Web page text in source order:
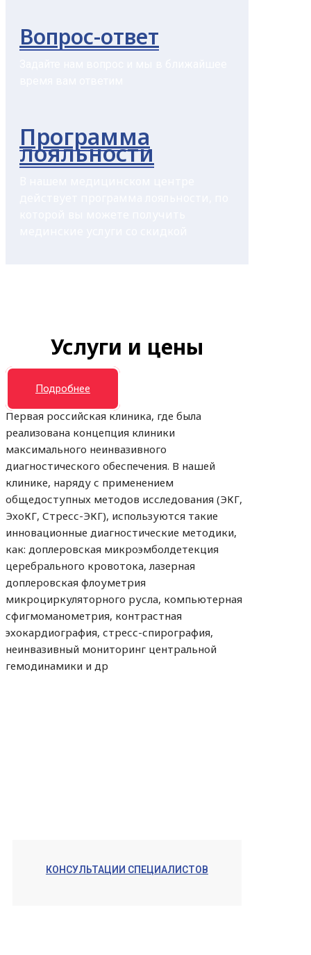
Вопрос-ответ
Программа
лояльности
Услуги и цены
Подробнее
Первая российская клиника, где была
реализована концепция клиники
максимального неинвазивного
диагностического обеспечения. В нашей
клинике, наряду с применением
общедоступных методов исследования (ЭКГ,
ЭхоКГ, Стресс-ЭКГ), используются такие
инновационные диагностические методики,
как: доплеровская микроэмболдетекция
церебрального кровотока, лазерная
доплеровская флоуметрия
микроциркуляторного русла, компьютерная
сфигмоманометрия, контрастная
эхокардиография, стресс-спирография,
неинвазивный мониторинг центральной
гемодинамики и др
КОНСУЛЬТАЦИИ СПЕЦИАЛИСТОВ